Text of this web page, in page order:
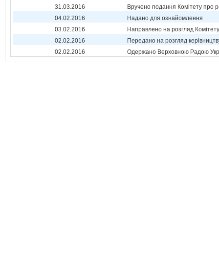
31.03.2016
Вручено подання Комітету про
04.02.2016
Надано для ознайомлення
03.02.2016
Направлено на розгляд Комітету
02.02.2016
Передано на розгляд
02.02.2016
Одержано Верховною Радою